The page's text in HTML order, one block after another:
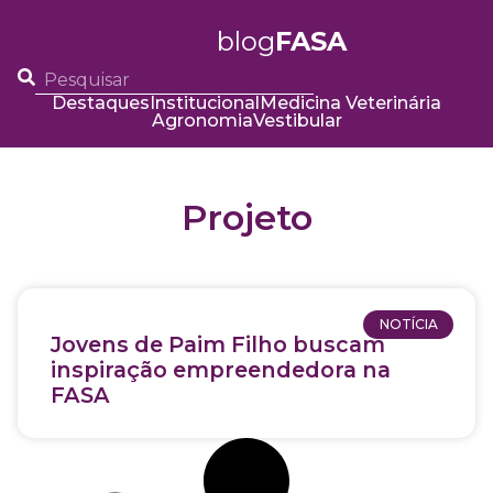
blogFASA
DestaquesInstitucionalMedicina Veterinária
AgronomiaVestibular
Projeto
NOTÍCIA
Jovens de Paim Filho buscam
inspiração empreendedora na
FASA